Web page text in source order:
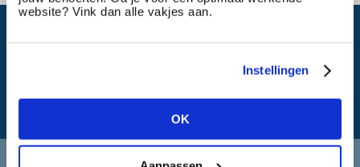
website? Vink dan alle vakjes aan.
Instellingen
OK